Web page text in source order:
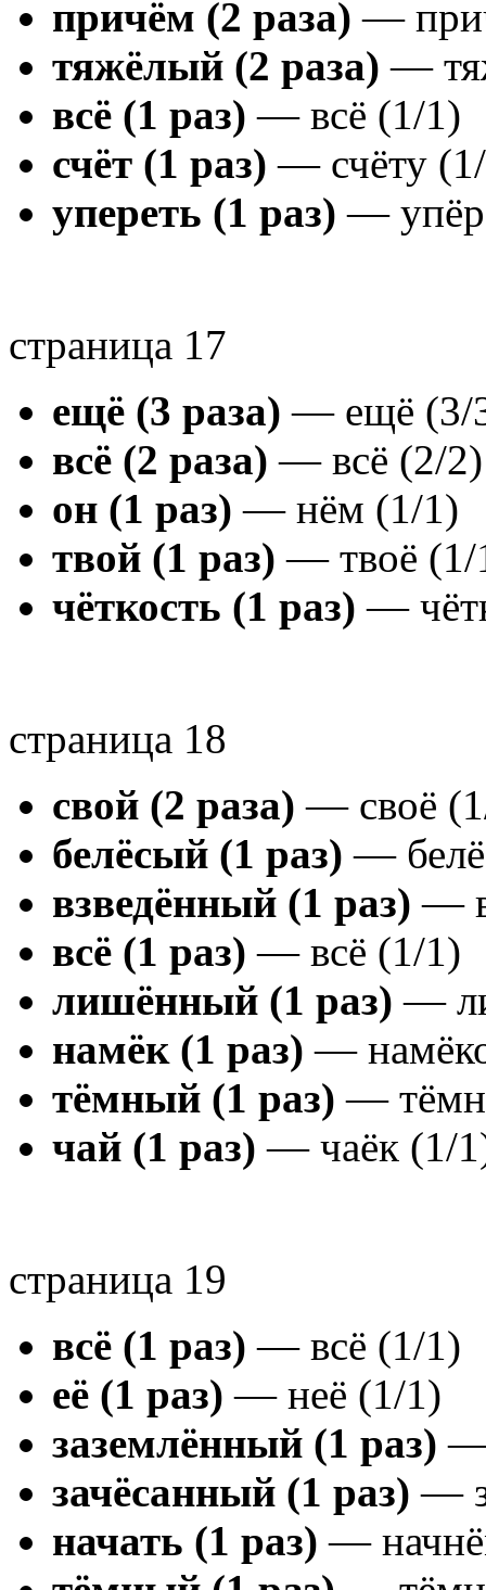
причём (2 раза) —
тяжёлый (2 раза) —
всё (1 раз) — всё (1/1)
счёт (1 раз) — счёту
упереть (1 раз) —
страница 17
ещё (3 раза) — ещё (3/
всё (2 раза) — всё (2/2)
он (1 раз) — нём (1/1)
твой (1 раз) — твоё (1/
чёткость (1 раз) —
страница 18
свой (2 раза) — своё
белёсый (1 раз) —
взведённый (1 раз) —
всё (1 раз) — всё (1/1)
лишённый (1 раз) —
намёк (1 раз) —
тёмный (1 раз) —
чай (1 раз) — чаёк (1/
страница 19
всё (1 раз) — всё (1/1)
её (1 раз) — неё (1/1)
заземлённый (1 раз) —
зачёсанный (1 раз) —
начать (1 раз) —